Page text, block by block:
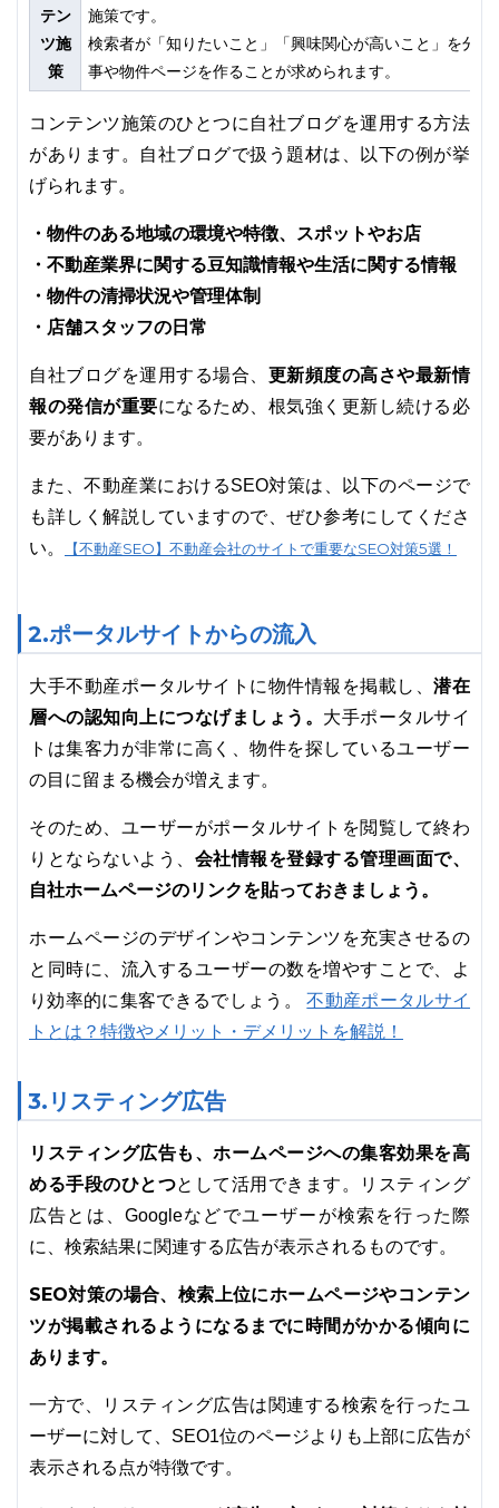
テン
ツ施
策
施策です。
検索者が「知りたいこと」「興味関心が高いこと」を分
事や物件ページを作ることが求められます。
コンテンツ施策のひとつに自社ブログを運用する方法
があります。自社ブログで扱う題材は、以下の例が挙
げられます。
・物件のある地域の環境や特徴、スポットやお店
・不動産業界に関する豆知識情報や生活に関する情報
・物件の清掃状況や管理体制
・店舗スタッフの日常
自社ブログを運用する場合、 更新頻度の高さや最新情
報の発信が重要になるため、根気強く更新し続ける必
要があります。
また、不動産業におけるSEO対策は、以下のページで
も詳しく解説していますので、ぜひ参考にしてくださ
い。
【不動産SEO】不動産会社のサイトで重要なSEO対策5選！
2.ポータルサイトからの流入
大手不動産ポータルサイトに物件情報を掲載し、潜在
層への認知向上につなげましょう。 大手ポータルサイ
トは集客力が非常に高く、物件を探しているユーザー
の目に留まる機会が増えます。
そのため、ユーザーがポータルサイトを閲覧して終わ
りとならないよう、 会社情報を登録する管理画面で、
自社ホームページのリンクを貼っておきましょう。
ホームページのデザインやコンテンツを充実させるの
と同時に、流入するユーザーの数を増やすことで、よ
り効率的に集客できるでしょう。不動産ポータルサイ
トとは？特徴やメリット・デメリットを解説！
3.リスティング広告
リスティング広告も、ホームページへの集客効果を高
める手段のひとつとして活用できます。リスティング
広告とは、Googleなどでユーザーが検索を行った際
に、検索結果に関連する広告が表示されるものです。
SEO対策の場合、検索上位にホームページやコンテン
ツが掲載されるようになるまでに時間がかかる傾向に
あります。
一方で、リスティング広告は関連する検索を行ったユ
ーザーに対して、SEO1位のページよりも上部に広告が
表示される点が特徴です。